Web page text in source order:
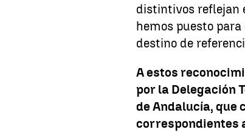
distintivos reflejan
hemos puesto
destino de
A estos
por la Delegación
de Andalucía, que
correspondientes